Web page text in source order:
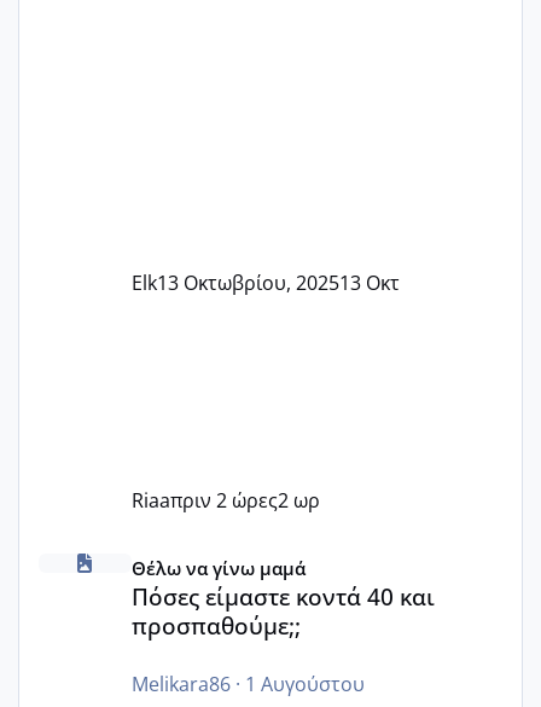
Elk13 Οκτωβρίου, 202513 Οκτ
Riaaπριν 2 ώρες2 ωρ
Πόσες είμαστε κοντά 40 και προσπαθούμε;;
Θέλω να γίνω μαμά
Πόσες είμαστε κοντά 40 και
προσπαθούμε;;
Melikara86· 1 Αυγούστου